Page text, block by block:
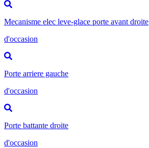
Mecanisme elec leve-glace porte avant droite
d'occasion
Porte arriere gauche
d'occasion
Porte battante droite
d'occasion